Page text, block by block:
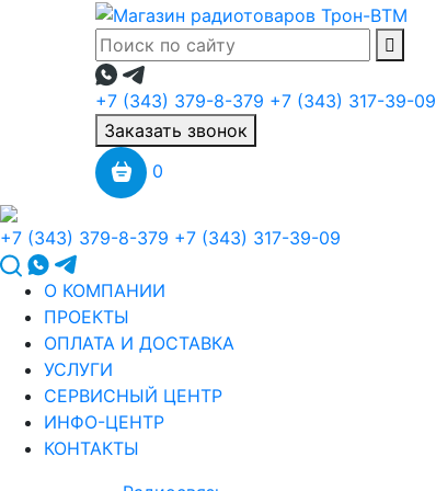
+7 (343) 379-8-379 +7 (343) 317-39-09
Заказать звонок
0
+7 (343) 379-8-379 +7 (343) 317-39-09
О КОМПАНИИ
ПРОЕКТЫ
ОПЛАТА И ДОСТАВКА
УСЛУГИ
СЕРВИСНЫЙ ЦЕНТР
ИНФО-ЦЕНТР
КОНТАКТЫ